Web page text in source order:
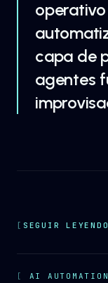
capa de
agentes
SEGUIR LEYENDO
AI AUTOMATION